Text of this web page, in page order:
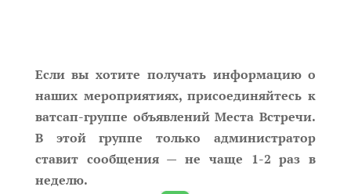
Если вы хотите получать информацию о
наших мероприятиях, присоединяйтесь к
ватсап-группе объявлений Места Встречи.
В этой группе только администратор
ставит сообщения — не чаще 1-2 раз в
неделю.